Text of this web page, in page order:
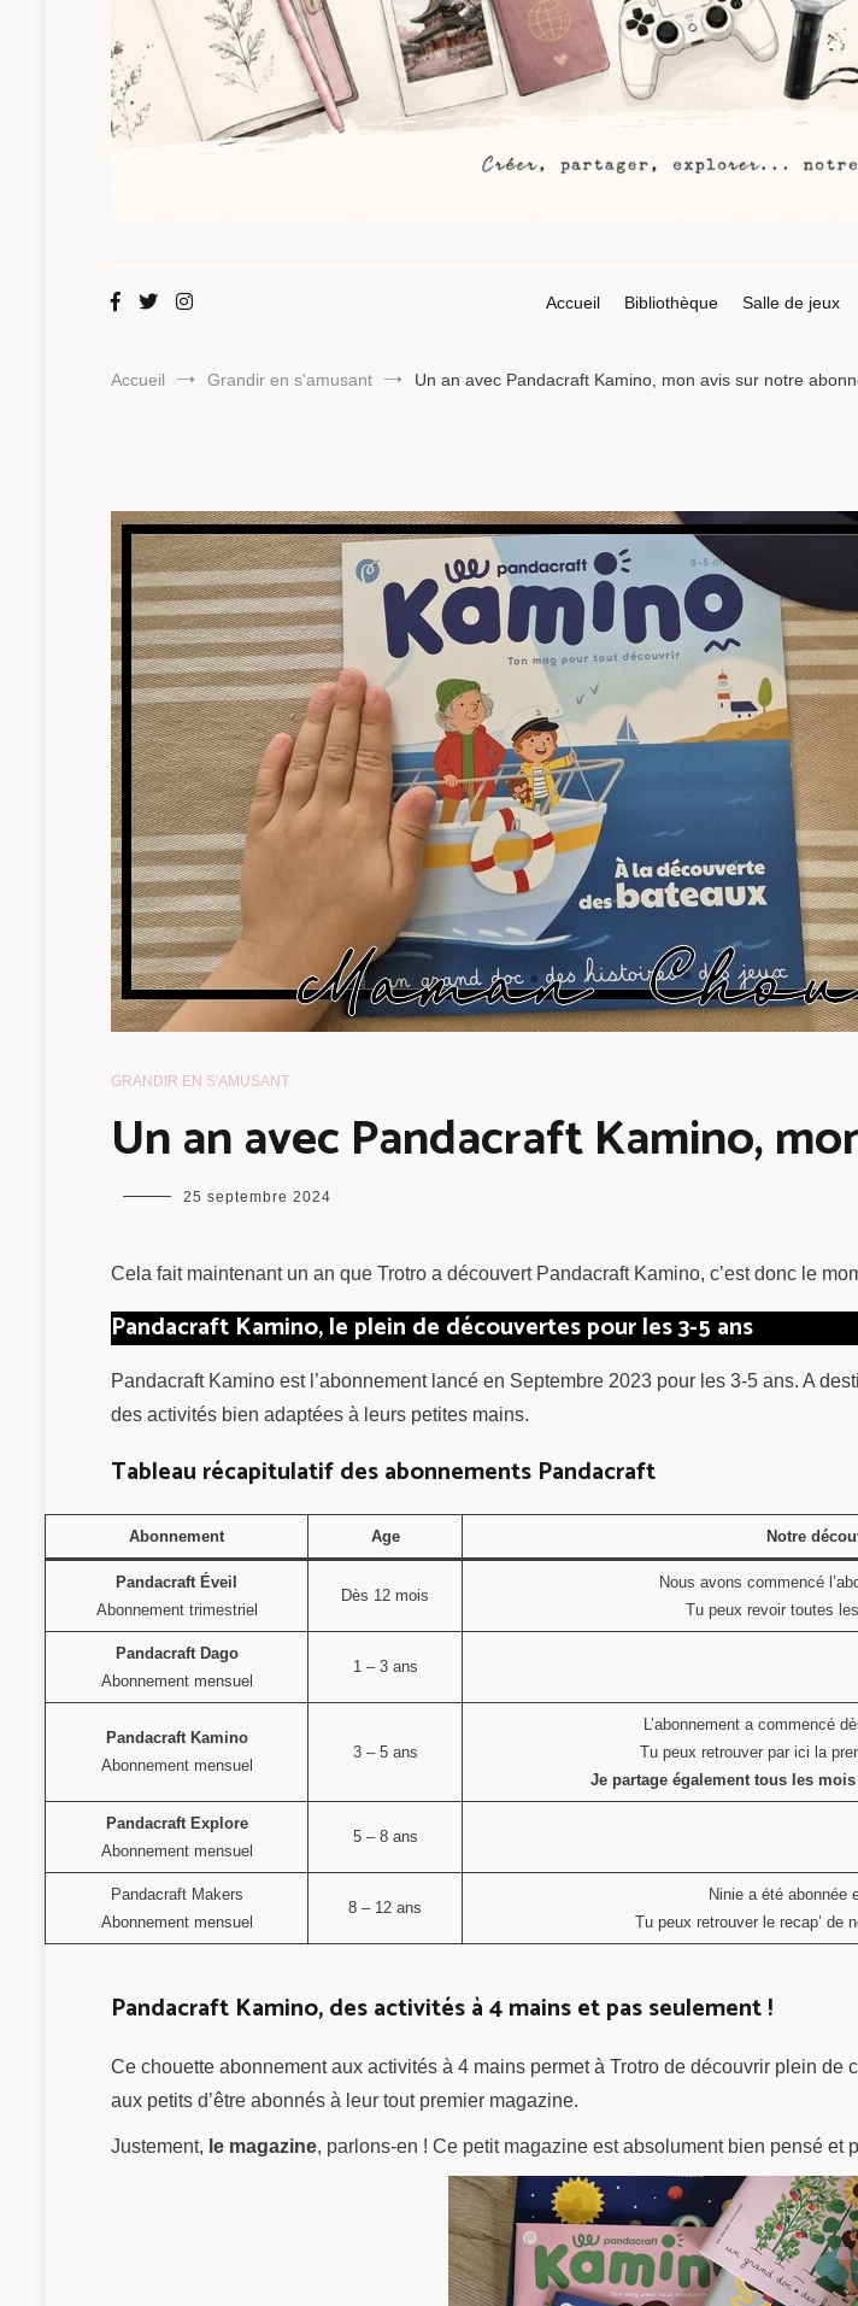
Maman Chou
Accueil
Bibliothèque Salle de jeux
Accueil Grandir en s'amusant Un an avec Pandacraft Kamino, mon avis sur notre
GRANDIR EN S'AMUSANT
Un an avec Pandacraft Kamino,
maman
25 septembre 2024
Cela fait maintenant un an que Trotro a découvert Pandacraft Kamino, c’est donc le
Pandacraft Kamino, le plein de découvertes pour les 3-5 ans
Pandacraft Kamino est l’abonnement lancé en Septembre 2023 pour les 3-5 ans. A
des activités bien adaptées à leurs petites mains.
Tableau récapitulatif des abonnements Pandacraft
Abonnement Age Notre
Pandacraft Éveil
Abonnement trimestriel
Dès 12 mois
Nous avons commencé
Tu peux revoir toutes
Pandacraft Dago
Abonnement mensuel
1 – 3 ans
Pandacraft Kamino
Abonnement mensuel
3 – 5 ans
L’abonnement a commencé
Tu peux retrouver par ici la
Je partage également tous les
Pandacraft Explore
Abonnement mensuel
5 – 8 ans
Pandacraft Makers
Abonnement mensuel
8 – 12 ans
Ninie a été abonnée
Tu peux retrouver le recap’ de
Pandacraft Kamino, des activités à 4 mains et pas seulement !
Ce chouette abonnement aux activités à 4 mains permet à Trotro de découvrir plein
aux petits d’être abonnés à leur tout premier magazine.
Justement, le magazine, parlons-en ! Ce petit magazine est absolument bien pensé et